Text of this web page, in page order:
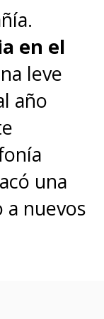
en el
leve
año
una
a nuevos